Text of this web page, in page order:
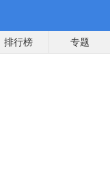
排行榜 专题